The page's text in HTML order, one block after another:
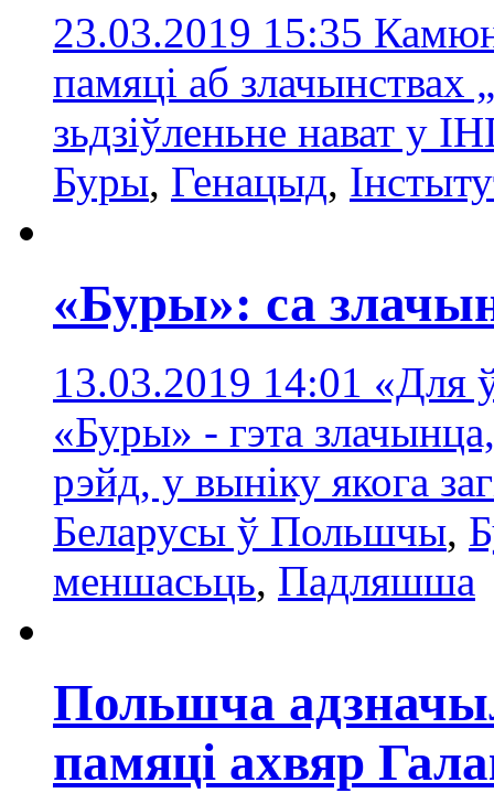
23.03.2019 15:35
памяці аб злачынствах
зьдзіўленьне нават у
Буры, Генацыд,
«Буры»: са
13.03.2019 14:01 «Для
«Буры» - гэта
рэйд, у выніку якога
Беларусы ў Польшчы,
меншасьць, Падляшша
Польшча
памяці ахвяр